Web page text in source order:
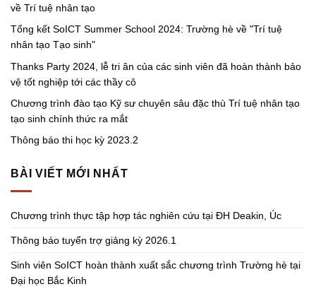
về Trí tuệ nhân tạo
Tổng kết SoICT Summer School 2024: Trường hè về "Trí tuệ
nhân tạo Tạo sinh"
Thanks Party 2024, lễ tri ân của các sinh viên đã hoàn thành bảo
vệ tốt nghiệp tới các thầy cô
Chương trình đào tạo Kỹ sư chuyên sâu đặc thù Trí tuệ nhân tạo
tạo sinh chính thức ra mắt
Thông báo thi học kỳ 2023.2
BÀI VIẾT MỚI NHẤT
Chương trình thực tập hợp tác nghiên cứu tại ĐH Deakin, Úc
Thông báo tuyển trợ giảng kỳ 2026.1
Sinh viên SoICT hoàn thành xuất sắc chương trình Trường hè tại
Đại học Bắc Kinh